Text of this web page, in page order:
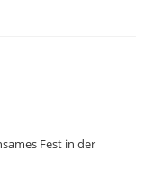
Fest in der